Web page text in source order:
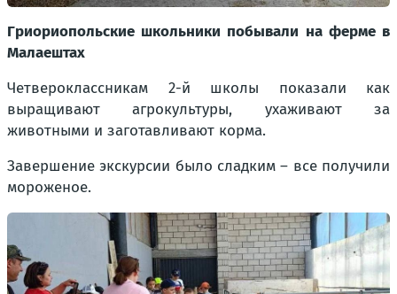
Гриориопольские школьники побывали на ферме в
Малаештах
Четвероклассникам 2-й школы показали как
выращивают агрокультуры, ухаживают за
животными и заготавливают корма.
Завершение экскурсии было сладким – все получили
мороженое.